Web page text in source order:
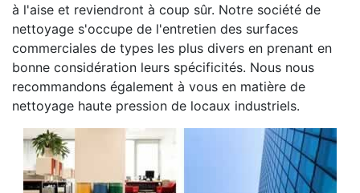
à l'aise et reviendront à coup sûr. Notre société de
nettoyage s'occupe de l'entretien des surfaces
commerciales de types les plus divers en prenant en
bonne considération leurs spécificités. Nous nous
recommandons également à vous en matière de
nettoyage haute pression de locaux industriels.